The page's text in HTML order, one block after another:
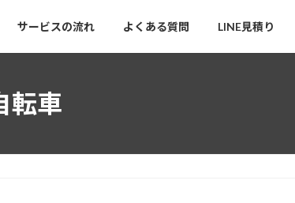
サービスの流れ よくある質問 LINE見積り
転車